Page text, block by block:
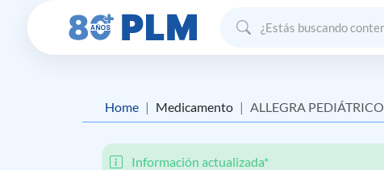
Home Medicamento ALLEGRA PEDIÁTRICO
Información actualizada*